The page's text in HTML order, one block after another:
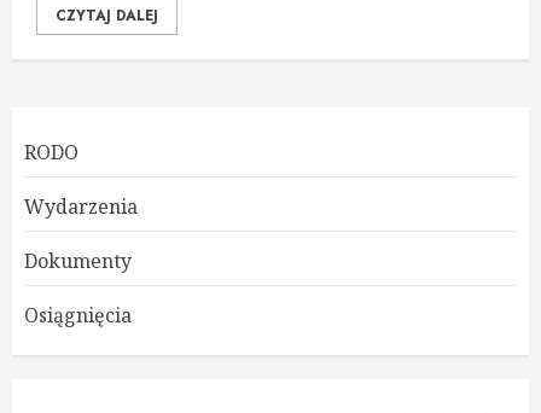
CZYTAJ DALEJ
RODO
Wydarzenia
Dokumenty
Osiągnięcia